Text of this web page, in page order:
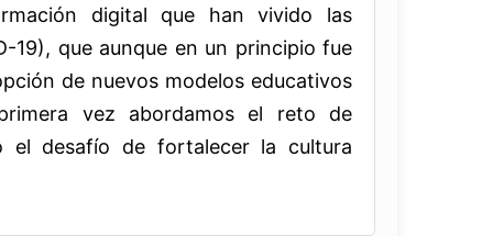
digital que han vivido las
19), que aunque en un principio fue
de nuevos modelos educativos
vez abordamos el reto de
el desafío de fortalecer la cultura